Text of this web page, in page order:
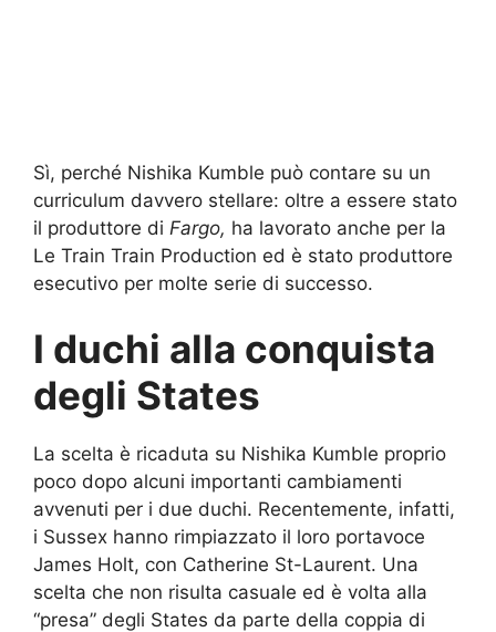
Sì, perché Nishika Kumble può contare su un
curriculum davvero stellare: oltre a essere stato
il produttore di Fargo, ha lavorato anche per la
Le Train Train Production ed è stato produttore
esecutivo per molte serie di successo.
I duchi alla conquista
degli States
La scelta è ricaduta su Nishika Kumble proprio
poco dopo alcuni importanti cambiamenti
avvenuti per i due duchi. Recentemente, infatti,
i Sussex hanno rimpiazzato il loro portavoce
James Holt, con Catherine St-Laurent. Una
scelta che non risulta casuale ed è volta alla
“presa” degli States da parte della coppia di